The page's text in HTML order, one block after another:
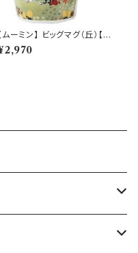
【ムーミン】 ビッグマグ（丘）【M
】MM3201-35